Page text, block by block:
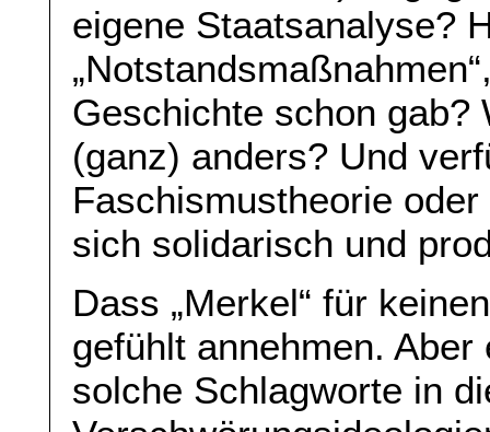
eigene Staatsanalyse?
Geschichte schon gab?
(ganz) anders? Und
Faschismustheorie
sich solidarisch und
Dass „Merkel“ für
gefühlt annehmen.
solche Schlagworte in